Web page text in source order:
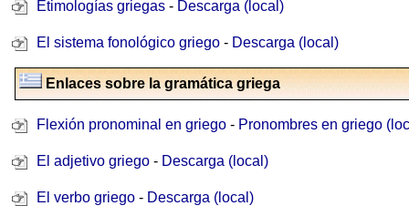
Etimologías griegas - Descarga (local)
El sistema fonológico griego - Descarga (local)
Enlaces sobre la gramática griega
Flexión pronominal en griego - Pronombres en griego
El adjetivo griego - Descarga (local)
El verbo griego - Descarga (local)